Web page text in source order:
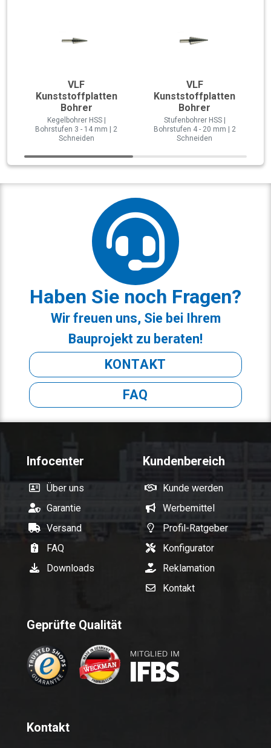
VLF
Kunststoffplatten
Bohrer
Kegelbohrer HSS |
Bohrstufen 3 - 14 mm | 2
Schneiden
VLF
Kunststoffplatten
Bohrer
Stufenbohrer HSS |
Bohrstufen 4 - 20 mm | 2
Schneiden
Haben Sie noch Fragen?
Wir freuen uns, Sie bei Ihrem
Bauprojekt zu beraten!
KONTAKT
FAQ
Infocenter
Über uns
Garantie
Versand
FAQ
Downloads
Kundenbereich
Kunde werden
Werbemittel
Profil-Ratgeber
Konfigurator
Reklamation
Kontakt
Geprüfte Qualität
Kontakt